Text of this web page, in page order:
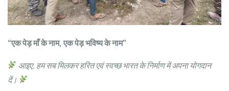
“एक पेड़ माँ के नाम, एक पेड़ भविष्य के नाम”
आइए, हम सब मिलकर हरित एवं स्वच्छ भारत के निर्माण में अपना योगदान
दें।